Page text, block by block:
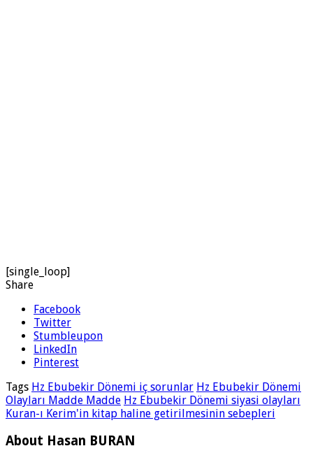
[single_loop]
Share
Facebook
Twitter
Stumbleupon
LinkedIn
Pinterest
Tags Hz Ebubekir Dönemi iç sorunlar Hz Ebubekir Dönemi
Olayları Madde Madde Hz Ebubekir Dönemi siyasi olayları
Kuran-ı Kerim'in kitap haline getirilmesinin sebepleri
About Hasan BURAN